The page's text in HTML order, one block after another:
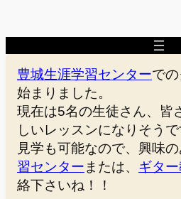
豊城生涯学習センターで
始まりました。
現在は5名の生徒さん、皆
しいレッスンになりそうで
見学も可能なので、興味
習センター または、 ギタ
絡下さいね！！